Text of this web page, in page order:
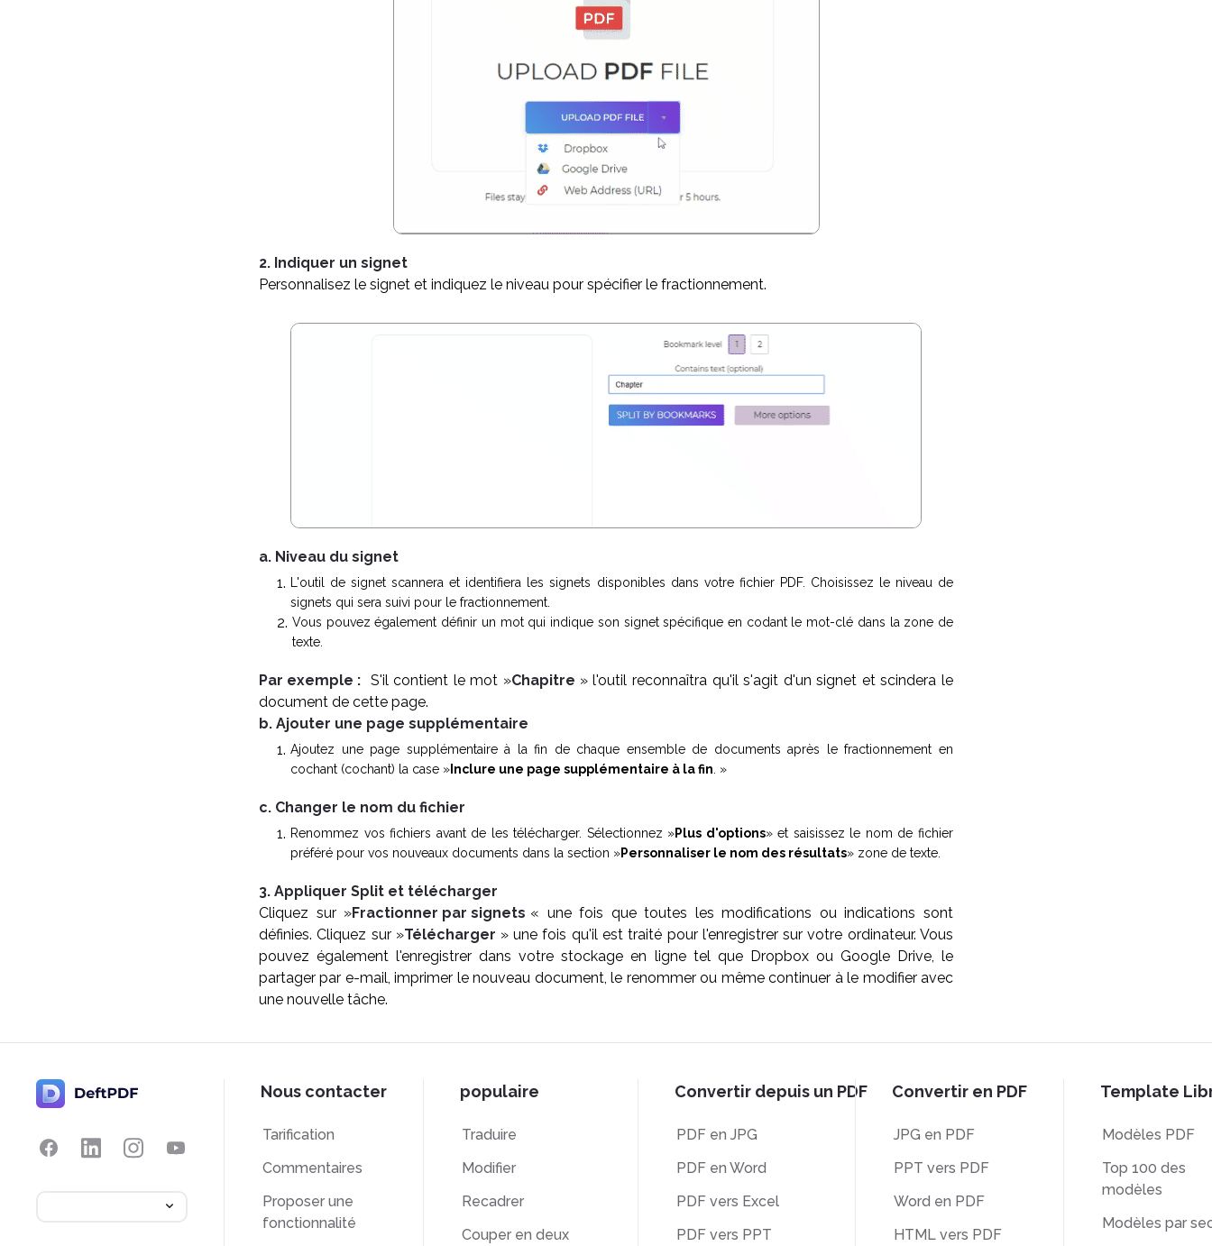
2. Indiquer un signet
Personnalisez le signet et indiquez le niveau pour spécifier le fractionnement.
a. Niveau du signet
L'outil de signet scannera et identifiera les signets disponibles dans votre fichier PDF. Choisissez le niveau de
signets qui sera suivi pour le fractionnement.
Vous pouvez également définir un mot qui indique son signet spécifique en codant le mot-clé dans la zone de
texte.
Par exemple : S'il contient le mot »Chapitre » l'outil reconnaîtra qu'il s'agit d'un signet et scindera le
document de cette page.
b. Ajouter une page supplémentaire
Ajoutez une page supplémentaire à la fin de chaque ensemble de documents après le fractionnement en
cochant (cochant) la case » Inclure une page supplémentaire à la fin . »
c. Changer le nom du fichier
Renommez vos fichiers avant de les télécharger. Sélectionnez »Plus d'options» et saisissez le nom de fichier
préféré pour vos nouveaux documents dans la section »Personnaliser le nom des résultats» zone de texte.
3. Appliquer Split et télécharger
Cliquez sur »Fractionner par signets « une fois que toutes les modifications ou indications sont
définies. Cliquez sur »Télécharger » une fois qu'il est traité pour l'enregistrer sur votre ordinateur. Vous
pouvez également l'enregistrer dans votre stockage en ligne tel que Dropbox ou Google Drive, le
partager par e-mail, imprimer le nouveau document, le renommer ou même continuer à le modifier avec
une nouvelle tâche.
Nous contacter
Tarification
Commentaires
Proposer une
fonctionnalité
populaire
Traduire
Modifier
Recadrer
Couper en deux
Convertir depuis un PDF
PDF en JPG
PDF en Word
PDF vers Excel
PDF vers PPT
Convertir en PDF
JPG en PDF
PPT vers PDF
Word en PDF
HTML vers PDF
Template
Modèles PDF
Top 100 des
modèles
Modèles par